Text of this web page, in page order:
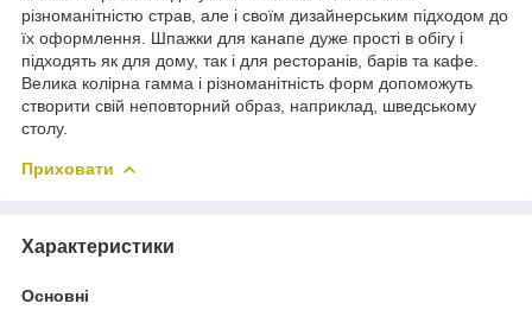
різноманітністю страв, але і своїм дизайнерським підходом до
їх оформлення. Шпажки для канапе дуже прості в обігу і
підходять як для дому, так і для ресторанів, барів та кафе.
Велика колірна гамма і різноманітність форм допоможуть
створити свій неповторний образ, наприклад, шведському
столу.
Приховати
Характеристики
Основні